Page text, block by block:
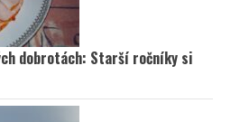
dobrotách: Starší ročníky si